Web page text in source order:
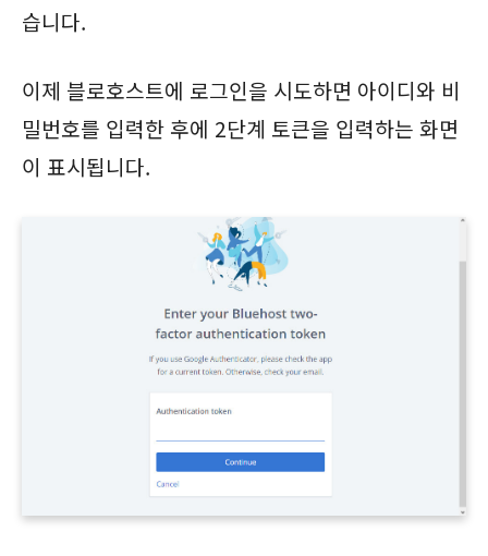
습니다.
이제 블로호스트에 로그인을 시도하면 아이디와 비
밀번호를 입력한 후에 2단계 토큰을 입력하는 화면
이 표시됩니다.